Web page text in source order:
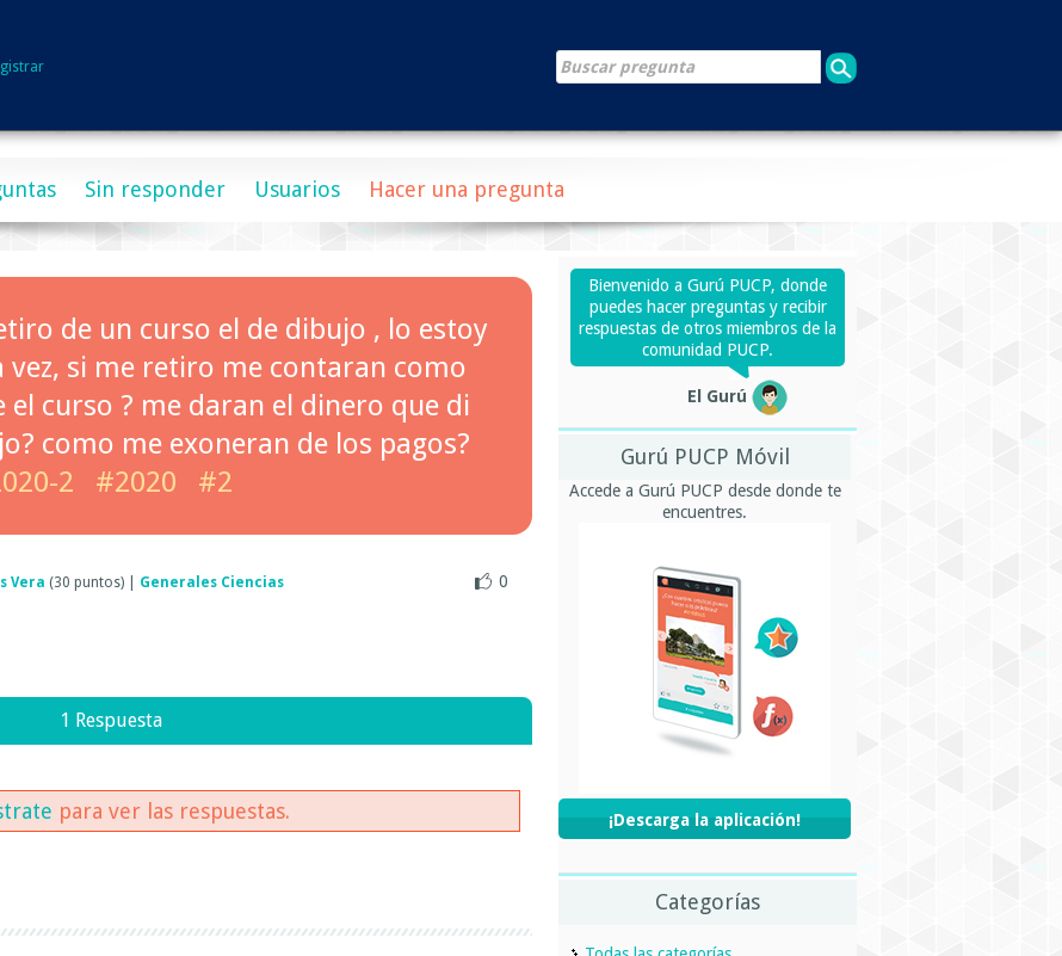
Sin responder Usuarios Hacer una pregunta
de un curso el de dibujo , lo estoy
vez, si me retiro me contaran como
el curso ? me daran el dinero que di
como me exoneran de los pagos?
2 #2020 #2
0
Vera (30 puntos) Generales Ciencias
1 Respuesta
para ver las respuestas.
Bienvenido a Gurú PUCP, donde
puedes hacer preguntas y recibir
respuestas de otros miembros de la
comunidad PUCP.
El Gurú
Gurú PUCP Móvil
Accede a Gurú PUCP desde donde te
encuentres.
¡Descarga la aplicación!
Categorías